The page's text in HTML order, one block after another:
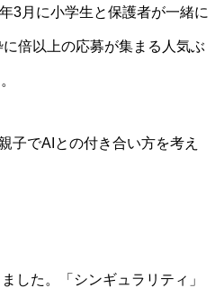
3月に小学生と保護者が一緒に
倍以上の応募が集まる人気ぶ
子でAIとの付き合い方を考え
した。「シンギュラリティ」